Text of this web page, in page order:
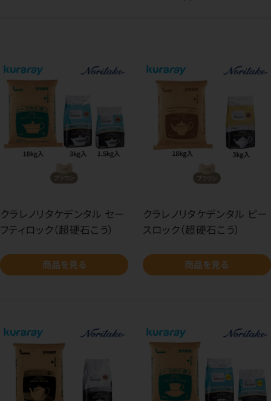
クラレノリタケデンタル セー
フティロック（超硬石こう）
商品を見る
クラレノリタケデンタル ピー
スロック（超硬石こう）
商品を見る